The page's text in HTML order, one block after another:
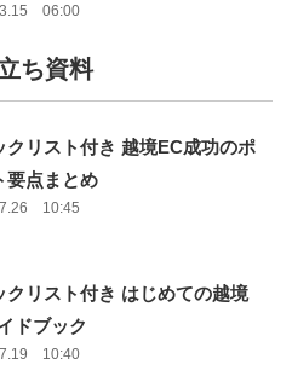
06:00
ち資料
クリスト付き 越境EC成功のポ
要点まとめ
10:45
クリスト付き はじめての越境
ドブック
10:40